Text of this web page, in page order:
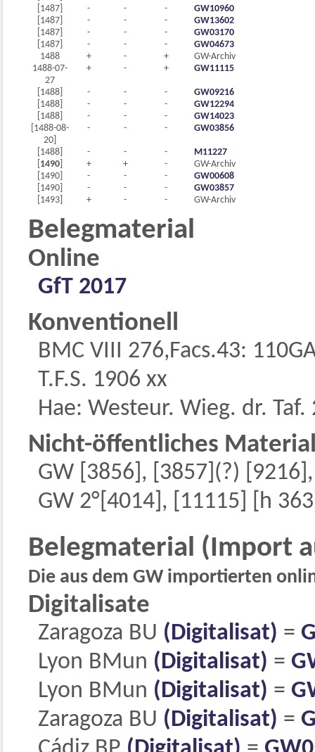
[1487]
- - -
GW10960
[1487]
- - -
GW13602
[1487]
- - -
GW03170
[1487]
- - -
GW04673
1488
+ - +
GW-Archiv
1488-07-
27
+ - + GW11115
[1488] - - -
GW09216
[1488]
- - -
GW12294
[1488]
- - -
GW14023
[1488-08-
20]
- - - GW03856
[1488] - - -
M11227
1490 + + -
GW-Archiv
[1490]
- - -
GW00608
[1490]
- - -
GW03857
[1493]
+ - - GW-Archiv
Belegmaterial
Online
GfT 2017
Konventionell
BMC VIII 276,Facs.43:
T.F.S. 1906 xx
Hae: Westeur. Wieg. dr.
Nicht-öffentliches
GW [3856], [3857](?)
GW 2°[4014], [11115] [h
Belegmaterial (Import
Die aus dem GW importierten
Digitalisate
Zaragoza BU (Digitalisat) =
Lyon BMun (Digitalisat) =
Lyon BMun (Digitalisat) =
Zaragoza BU (Digitalisat) =